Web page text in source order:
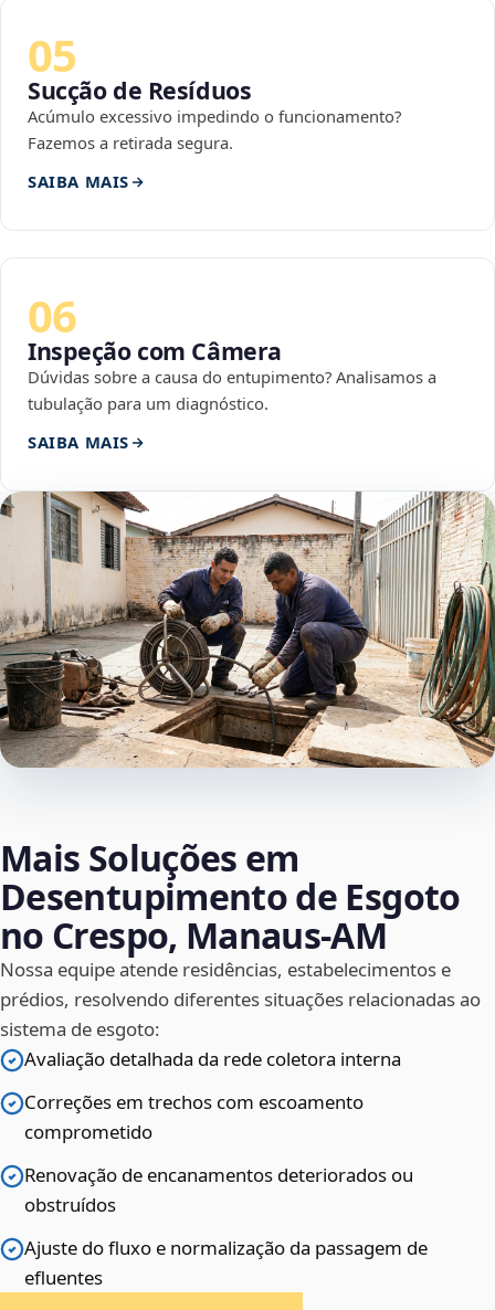
05
Sucção de Resíduos
Acúmulo excessivo impedindo o funcionamento?
Fazemos a retirada segura.
SAIBA MAIS
06
Inspeção com Câmera
Dúvidas sobre a causa do entupimento? Analisamos a
tubulação para um diagnóstico.
SAIBA MAIS
Mais Soluções em
Desentupimento de Esgoto
no Crespo, Manaus‑AM
Nossa equipe atende residências, estabelecimentos e
prédios, resolvendo diferentes situações relacionadas ao
sistema de esgoto:
Avaliação detalhada da rede coletora interna
Correções em trechos com escoamento
comprometido
Renovação de encanamentos deteriorados ou
obstruídos
Ajuste do fluxo e normalização da passagem de
efluentes